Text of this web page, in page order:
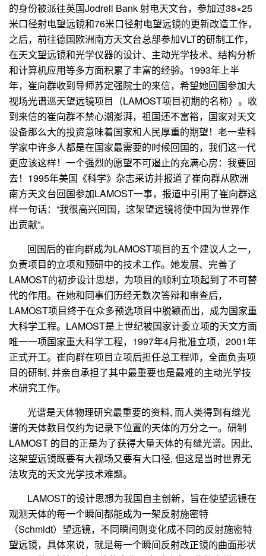
的身份被派往英国Jodrell Bank射电天文台，参加过38×25
米口径射电望远镜和76米口径射电望远镜的更新改造工作，
之后，前往德国欧洲南方天文台总部参加VLT的研制工作，
在天文望远镜和光学仪器的设计、主动光学技术、结构分析
和计算机应用等多方面积累了丰富的经验。 1993年上半
年，崔向群收到导师苏定强院士的来信，希望她回国参加大
视场光谱巡天望远镜项目（LAMOST项目初期的名称）。收
到来信的崔向群不禁心潮澎湃，祖国还不富裕，国家对天文
设备那么大的投资意味着国家和人民厚重的期望！老一辈科
学家中许多人都是在国家最需要的时候回国的，我们这一代
更应该这样！一个强烈的愿望不可遏止的充满心房：我要回
去！ 1995年美国《科学》杂志采访并报道了崔向群从欧洲
南方天文台回国参加LAMOST一事，报道中引用了崔向群这
样一句话：“我很高兴回国，这架望远镜将使中国为世界作
出贡献”。
回国后的崔向群成为LAMOST项目的五个建议人之一，
负责项目的立项和预研中的技术工作。她发展、完善了
LAMOST的初步设计思想，为项目的顺利立项起到了不可替
代的作用。在她和同事们历经无数次答辩和审查后，
LAMOST项目终于在众多预选项目中脱颖而出，成为国家重
大科学工程。 LAMOST是上世纪被国家计委立项的天文方面
唯一一项国家重大科学工程， 1997年4月批准立项， 2001年
正式开工。崔向群在项目立项后担任总工程师，全面负责项
目的研制, 并亲自承担了其中最重要也是最难的主动光学技
术研究工作。
光谱是天体物理研究最重要的资料, 而人类得到有缝光
谱的天体数目仅约为记录下位置的天体的万分之一。研制
LAMOST 的目的正是为了获得大量天体的有缝光谱。因此,
这架望远镜既要有大视场又要有大口径, 但这是当时世界无
法攻克的天文光学技术难题。
LAMOST的设计思想为我国自主创新，旨在使望远镜在
观测天体的每一个瞬间都能成为一架反射施密特
（Schmidt）望远镜，不同瞬间则变化成不同的反射施密特
望远镜，具体来说，就是每一个瞬间反射改正镜的曲面形状